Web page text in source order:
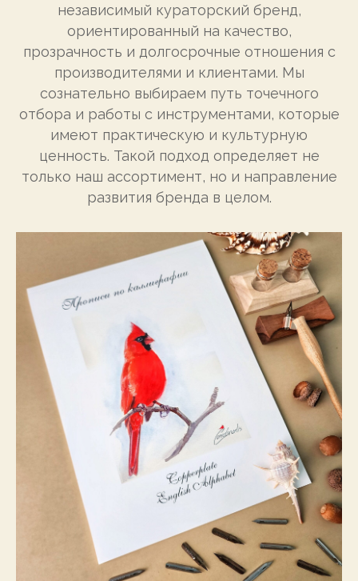
независимый кураторский бренд,
ориентированный на качество,
прозрачность и долгосрочные отношения с
производителями и клиентами. Мы
сознательно выбираем путь точечного
отбора и работы с инструментами, которые
имеют практическую и культурную
ценность. Такой подход определяет не
только наш ассортимент, но и направление
развития бренда в целом.